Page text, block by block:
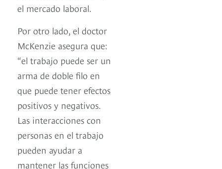
el mercado laboral.
Por otro lado, el doctor
McKenzie asegura que:
“el trabajo puede ser un
arma de doble filo en
que puede tener efectos
positivos y negativos.
Las interacciones con
personas en el trabajo
pueden ayudar a
mantener las funciones